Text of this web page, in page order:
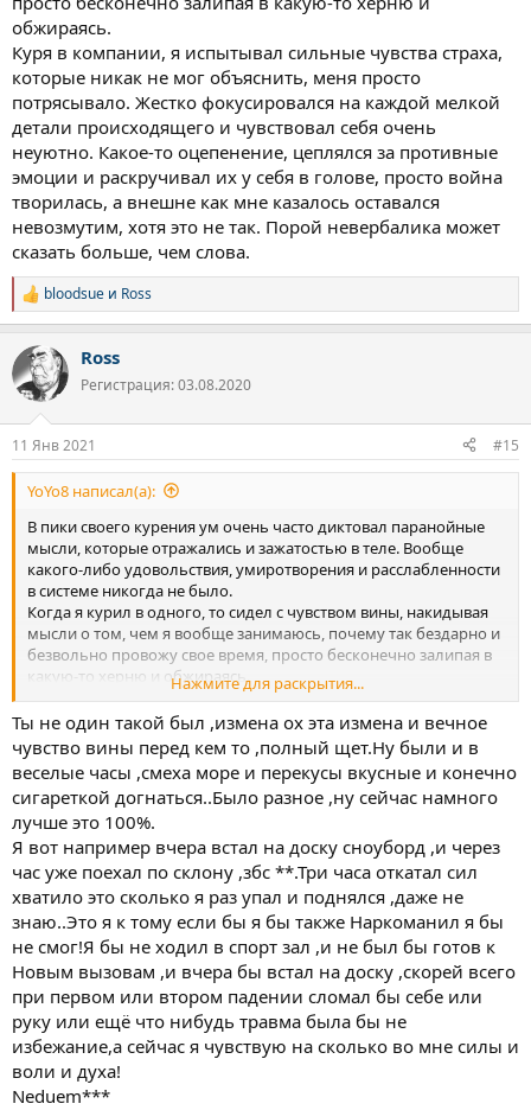
обжираясь.
Куря в компании, я испытывал сильные чувства страха,
которые никак не мог объяснить, меня просто
потрясывало. Жестко фокусировался на каждой мелкой
детали происходящего и чувствовал себя очень
неуютно. Какое-то оцепенение, цеплялся за противные
эмоции и раскручивал их у себя в голове, просто война
творилась, а внешне как мне казалось оставался
невозмутим, хотя это не так. Порой невербалика может
сказать больше, чем слова.
Р
е
к
ц
и
bloodsue и Ross
Ross
Регистрация: 03.08.2020
11 Янв 2021 #15
YoYo8 написал(а):
В пики своего курения ум очень часто диктовал паранойные
мысли, которые отражались и зажатостью в теле. Вообще
какого-либо удовольствия, умиротворения и расслабленности
в системе никогда не было.
Когда я курил в одного, то сидел с чувством вины, накидывая
мысли о том, чем я вообще занимаюсь, почему так бездарно и
безвольно провожу свое время, просто бесконечно залипая в
какую-то херню и обжираясь.
Куря в компании, я испытывал сильные чувства страха,
которые никак не мог объяснить, меня просто потрясывало.
Жестко фокусировался на каждой мелкой детали
происходящего и чувствовал себя очень неуютно. Какое-то
оцепенение, цеплялся за противные эмоции и раскручивал их у
себя в голове, просто война творилась, а внешне как мне
казалось оставался невозмутим, хотя это не так. Порой
невербалика может сказать больше, чем слова.
Нажмите для раскрытия...
Ты не один такой был ,измена ох эта измена и вечное
чувство вины перед кем то ,полный щет.Ну были и в
веселые часы ,смеха море и перекусы вкусные и конечно
сигареткой догнаться..Было разное ,ну сейчас намного
лучше это 100%.
Я вот например вчера встал на доску сноуборд ,и через
час уже поехал по склону ,збс **.Три часа откатал сил
хватило это сколько я раз упал и поднялся ,даже не
знаю..Это я к тому если бы я бы также Наркоманил я бы
не смог!Я бы не ходил в спорт зал ,и не был бы готов к
Новым вызовам ,и вчера бы встал на доску ,скорей всего
при первом или втором падении сломал бы себе или
руку или ещё что нибудь травма была бы не
избежание,а сейчас я чувствую на сколько во мне силы и
воли и духа!
Neduem***